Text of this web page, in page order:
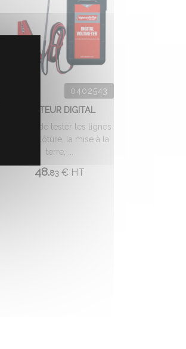
0402543
TESTEUR DIGITAL
Permet de tester les lignes
d'une clôture, la mise à la
terre, ...
48.83 € HT